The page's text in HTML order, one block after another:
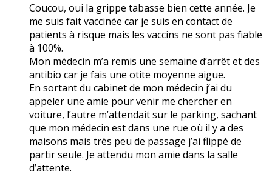
Coucou, oui la grippe tabasse bien cette année. Je
me suis fait vaccinée car je suis en contact de
patients à risque mais les vaccins ne sont pas fiable
à 100%.
Mon médecin m’a remis une semaine d’arrêt et des
antibio car je fais une otite moyenne aigue.
En sortant du cabinet de mon médecin j’ai du
appeler une amie pour venir me chercher en
voiture, l’autre m’attendait sur le parking, sachant
que mon médecin est dans une rue où il y a des
maisons mais très peu de passage j’ai flippé de
partir seule. Je attendu mon amie dans la salle
d’attente.